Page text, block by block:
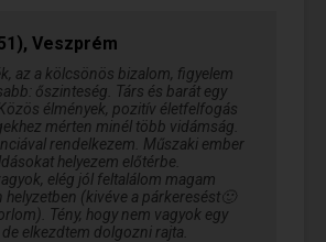
Veszprém
az a kölcsönös bizalom, figyelem
őszinteség. Társ és barát egy
élmények, pozitív életfelfogás
mérten minél több vidámság.
rendelkezem. Műszaki ember
helyezem előtérbe.
elég jól feltalálom magam
helyzetben (kivéve a párkeresést🙂
Tény, hogy nem vagyok egy
elkezdtem dolgozni rajta.